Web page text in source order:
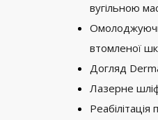
вугільною
втомленої
Догляд
Лазерне
Реабілітація